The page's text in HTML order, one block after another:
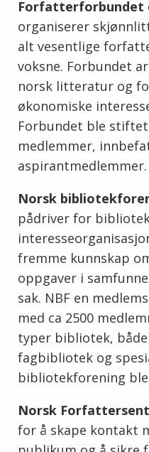
Forfatterforbundet
organiserer
alt vesentlige
voksne. Forbundet
norsk litteratur og
økonomiske
Forbundet ble stiftet
medlemmer,
aspirantmedlemmer.
Norsk
pådriver for
fremme kunnskap
oppgaver i
sak. NBF en
med ca 2500
typer bibliotek,
fagbibliotek og
bibliotekforening
Norsk
for å skape kontakt